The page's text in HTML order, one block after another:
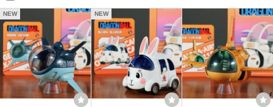
NEW NEW